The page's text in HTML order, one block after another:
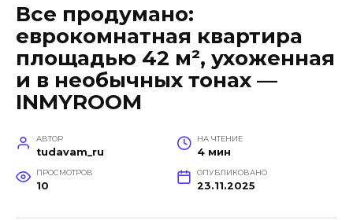
Все продумано:
еврокомнатная квартира
площадью 42 м², ухоженная
и в необычных тонах —
INMYROOM
АВТОР
tudavam_ru
НА ЧТЕНИЕ
4 мин
ПРОСМОТРОВ
10
ОПУБЛИКОВАНО
23.11.2025